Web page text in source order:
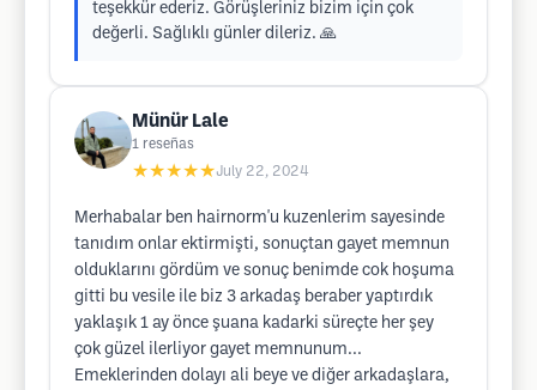
teşekkür ederiz. Görüşleriniz bizim için çok
değerli. Sağlıklı günler dileriz. 🙏
Münür Lale
1 reseñas
★★★★★July 22, 2024
Merhabalar ben hairnorm'u kuzenlerim sayesinde
tanıdım onlar ektirmişti, sonuçtan gayet memnun
olduklarını gördüm ve sonuç benimde cok hoşuma
gitti bu vesile ile biz 3 arkadaş beraber yaptırdık
yaklaşık 1 ay önce şuana kadarki süreçte her şey
çok güzel ilerliyor gayet memnunum...
Emeklerinden dolayı ali beye ve diğer arkadaşlara,